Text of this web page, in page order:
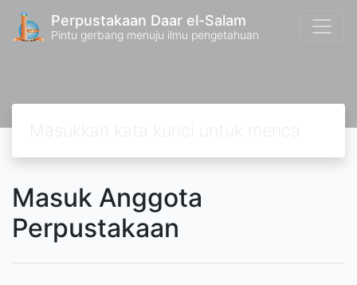
Perpustakaan Daar el-Salam
Pintu gerbang menuju ilmu pengetahuan
Masuk Anggota
Perpustakaan